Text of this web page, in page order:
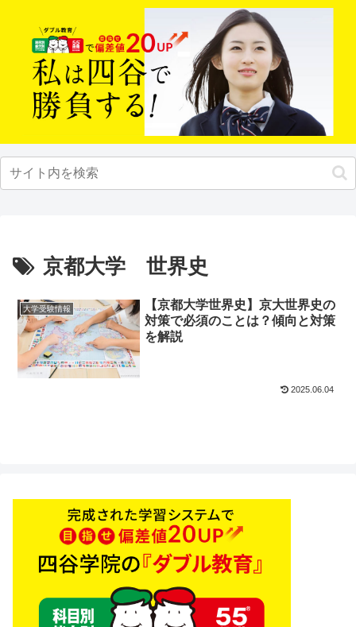
京都大学 世界史
大学受験情報
【京都大学世界史】京大世界史の
対策で必須のことは？傾向と対策
を解説
2025.06.04